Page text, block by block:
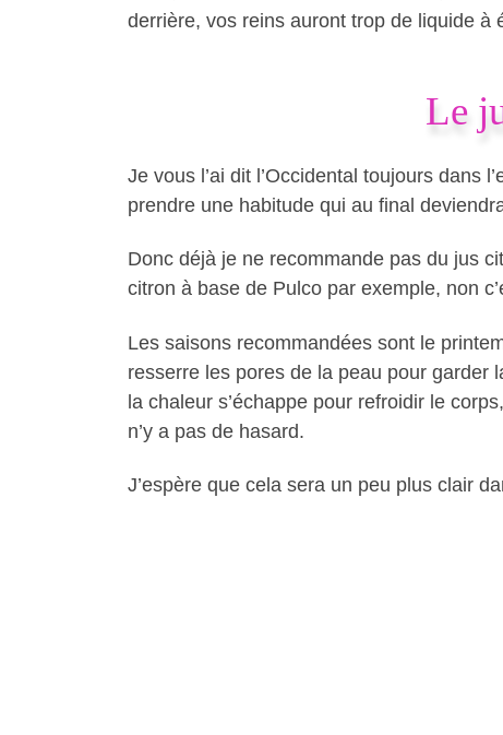
derrière, vos reins auront trop de liquide à
Le
Je vous l’ai dit l’Occidental toujours dans
prendre une habitude qui au final
Donc déjà je ne recommande pas du jus
citron à base de Pulco par exemple, non
Les saisons recommandées sont le
resserre les pores de la peau pour garder
la chaleur s’échappe pour refroidir le
n’y a pas de hasard.
J’espère que cela sera un peu plus clair